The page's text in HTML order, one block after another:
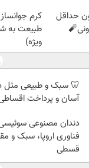
حداقل
کرم
طبیعت به
ویژه)
🦷 سبک و طبیعی
آسان و پرداخت
دندان مصنوعی
فناوری اروپا، سبک و
قسطی